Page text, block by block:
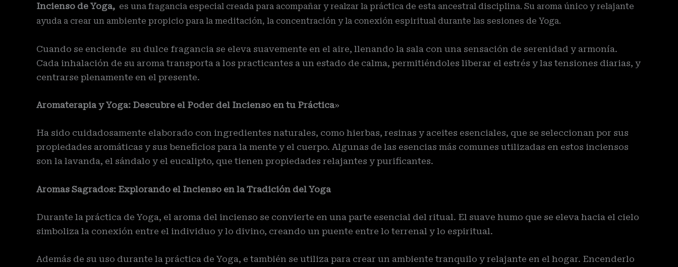
Incienso de Yoga, es una fragancia especial creada para acompañar y realzar la práctica de esta ancestral disciplina. Su aroma único y relajante
ayuda a crear un ambiente propicio para la meditación, la concentración y la conexión espiritual durante las sesiones de Yoga.
Cuando se enciende su dulce fragancia se eleva suavemente en el aire, llenando la sala con una sensación de serenidad y armonía.
Cada inhalación de su aroma transporta a los practicantes a un estado de calma, permitiéndoles liberar el estrés y las tensiones diarias, y
centrarse plenamente en el presente.
Aromaterapia y Yoga: Descubre el Poder del Incienso en tu Práctica»
Ha sido cuidadosamente elaborado con ingredientes naturales, como hierbas, resinas y aceites esenciales, que se seleccionan por sus
propiedades aromáticas y sus beneficios para la mente y el cuerpo. Algunas de las esencias más comunes utilizadas en estos inciensos
son la lavanda, el sándalo y el eucalipto, que tienen propiedades relajantes y purificantes.
Aromas Sagrados: Explorando el Incienso en la Tradición del Yoga
Durante la práctica de Yoga, el aroma del incienso se convierte en una parte esencial del ritual. El suave humo que se eleva hacia el cielo
simboliza la conexión entre el individuo y lo divino, creando un puente entre lo terrenal y lo espiritual.
Además de su uso durante la práctica de Yoga, e también se utiliza para crear un ambiente tranquilo y relajante en el hogar. Encenderlo